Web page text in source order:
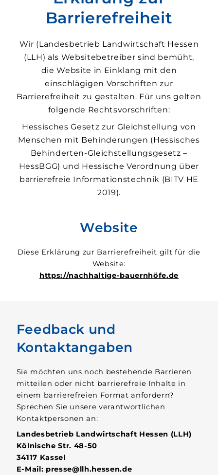
Barrierefreiheit
Wir (Landesbetrieb Landwirtschaft Hessen
(LLH) als Websitebetreiber sind bemüht,
die Website in Einklang mit den
einschlägigen Vorschriften zur
Barrierefreiheit zu gestalten. Für uns gelten
folgende Rechtsvorschriften:
Hessisches Gesetz zur Gleichstellung von
Menschen mit Behinderungen (Hessisches
Behinderten-Gleichstellungsgesetz –
HessBGG) und Hessische Verordnung über
barrierefreie Informationstechnik (BITV HE
2019).
Website
Diese Erklärung zur Barrierefreiheit gilt für die
Website:
https://nachhaltige-bauernhöfe.de
Feedback und
Kontaktangaben
Sie möchten uns noch bestehende Barrieren
mitteilen oder nicht barrierefreie Inhalte in
einem barrierefreien Format anfordern?
Sprechen Sie unsere verantwortlichen
Kontaktpersonen an:
Landesbetrieb Landwirtschaft Hessen (LLH)
Kölnische Str. 48-50
34117 Kassel
E-Mail: presse@llh.hessen.de